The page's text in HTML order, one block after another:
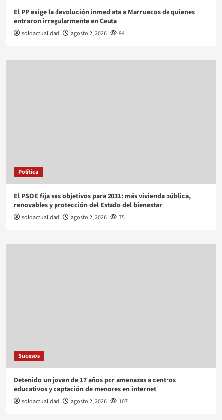
El PP exige la devolución inmediata a Marruecos de quienes
entraron irregularmente en Ceuta
soloactualidad agosto 2, 2026 94
Política
El PSOE fija sus objetivos para 2031: más vivienda pública,
renovables y protección del Estado del bienestar
soloactualidad agosto 2, 2026 75
Sucesos
Detenido un joven de 17 años por amenazas a centros
educativos y captación de menores en internet
soloactualidad agosto 2, 2026 107